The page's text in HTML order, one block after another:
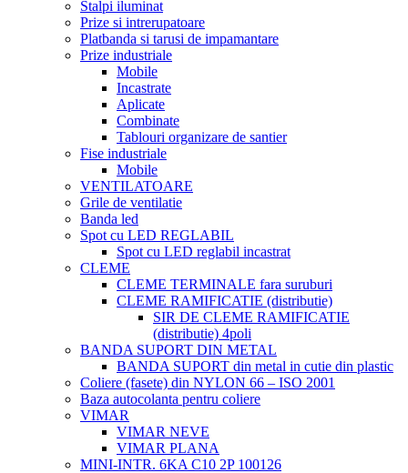
Stalpi iluminat
Prize si intrerupatoare
Platbanda si tarusi de impamantare
Prize industriale
Mobile
Incastrate
Aplicate
Combinate
Tablouri organizare de santier
Fise industriale
Mobile
VENTILATOARE
Grile de ventilatie
Banda led
Spot cu LED REGLABIL
Spot cu LED reglabil incastrat
CLEME
CLEME TERMINALE fara suruburi
CLEME RAMIFICATIE (distributie)
SIR DE CLEME RAMIFICATIE
(distributie) 4poli
BANDA SUPORT DIN METAL
BANDA SUPORT din metal in cutie din plastic
Coliere (fasete) din NYLON 66 – ISO 2001
Baza autocolanta pentru coliere
VIMAR
VIMAR NEVE
VIMAR PLANA
MINI-INTR. 6KA C10 2P 100126